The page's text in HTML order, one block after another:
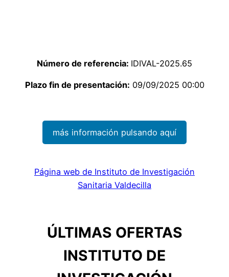
Número de referencia: IDIVAL-2025.65
Plazo fin de presentación: 09/09/2025 00:00
más información pulsando aquí
Página web de Instituto de Investigación
Sanitaria Valdecilla
ÚLTIMAS OFERTAS
INSTITUTO DE